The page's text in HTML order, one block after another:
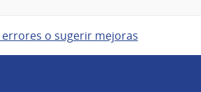
o sugerir mejoras